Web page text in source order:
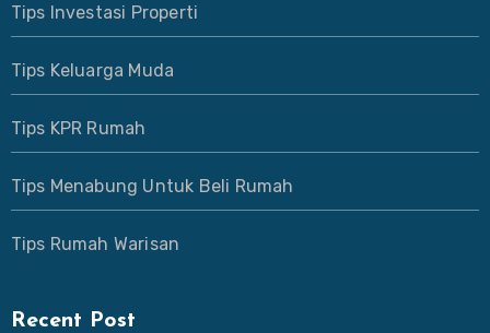
Tips Investasi Properti
Tips Keluarga Muda
Tips KPR Rumah
Tips Menabung Untuk Beli Rumah
Tips Rumah Warisan
Recent Post